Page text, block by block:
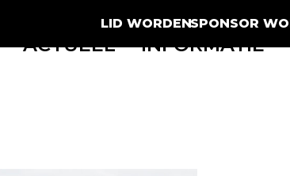
LID WORDENSPONSOR
ACTUEEL INFORMATIE